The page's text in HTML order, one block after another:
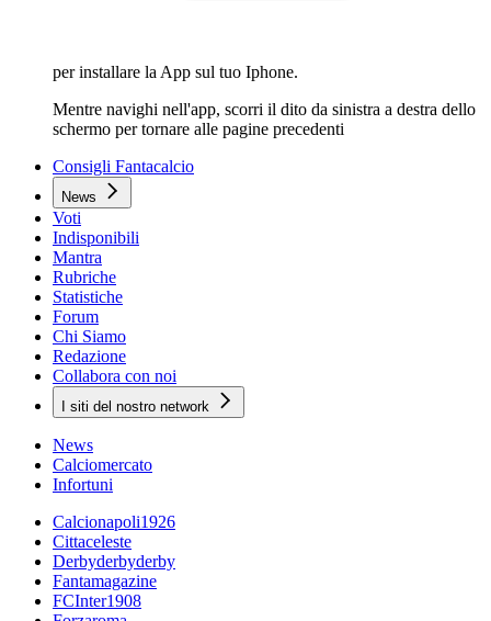
per installare la App sul tuo Iphone.
Mentre navighi nell'app, scorri il dito da sinistra a destra dello
schermo per tornare alle pagine precedenti
Consigli Fantacalcio
News
Voti
Indisponibili
Mantra
Rubriche
Statistiche
Forum
Chi Siamo
Redazione
Collabora con noi
I siti del nostro network
News
Calciomercato
Infortuni
Calcionapoli1926
Cittaceleste
Derbyderbyderby
Fantamagazine
FCInter1908